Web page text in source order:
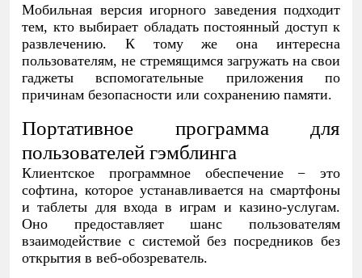
Мобильная версия игорного заведения подходит
тем, кто выбирает обладать постоянный доступ к
развлечению. К тому же она интересна
пользователям, не стремящимся загружать на свои
гаджеты вспомогательные приложения по
причинам безопасности или сохранению памяти.
Портативное программа для
пользователей гэмблинга
Клиентское программное обеспечение − это
софтина, которое устанавливается на смартфоны
и таблеты для входа в играм и казино-услугам.
Оно предоставляет шанс пользователям
взаимодействие с системой без посредников без
открытия в веб-обозреватель.